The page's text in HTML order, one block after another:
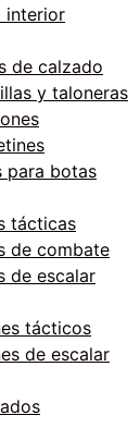
interior
de calzado
y taloneras
para botas
tácticas
de combate
de escalar
tácticos
de escalar